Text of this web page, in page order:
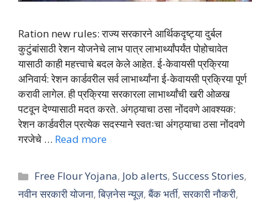
Ration new rules: राज्य सरकारने आर्थिकदृष्ट्या दुर्बल
कुटुंबांसाठी रेशन योजनेचे लाभ पात्र लाभार्थ्यांपर्यंत पोहोचावेत
यासाठी काही महत्त्वाचे बदल केले आहेत. ई-केवायसी प्रक्रिया
अनिवार्य: रेशन कार्डवरील सर्व लाभार्थ्यांना ई-केवायसी प्रक्रिया पूर्ण
करावी लागेल. ही प्रक्रिया सरकारला लाभार्थ्यांची खरी ओळख
पटवून देण्यासाठी मदत करते. अंगठ्याचा ठसा नोंदवणे आवश्यक:
रेशन कार्डवरील प्रत्येक सदस्याने स्वतःचा अंगठ्याचा ठसा नोंदवणे
गरजेचे … Read more
Categories
Free Flour Yojana, Job alerts,Success Stories,
नवीन सरकारी योजना,बिज़नेस न्यूज़,बैंक भर्ती,सरकारी नौकरी,